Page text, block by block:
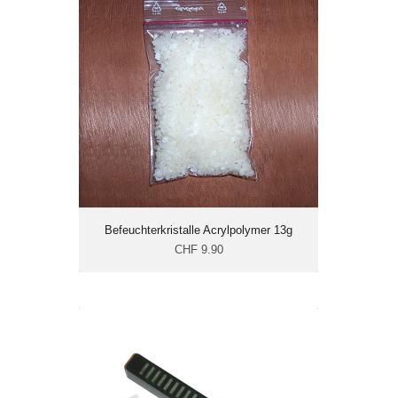
Befeuchterkristalle Acrylpolymer 13g
CHF 9.90
CHF 9.90